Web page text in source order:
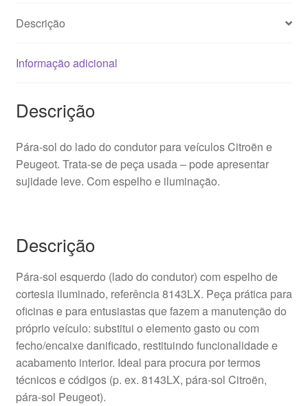
Descrição
Informação adicional
Descrição
Pára-sol do lado do condutor para veículos Citroën e
Peugeot. Trata-se de peça usada – pode apresentar
sujidade leve. Com espelho e iluminação.
Descrição
Pára-sol esquerdo (lado do condutor) com espelho de
cortesia iluminado, referência 8143LX. Peça prática para
oficinas e para entusiastas que fazem a manutenção do
próprio veículo: substitui o elemento gasto ou com
fecho/encaixe danificado, restituindo funcionalidade e
acabamento interior. Ideal para procura por termos
técnicos e códigos (p. ex. 8143LX, pára-sol Citroën,
pára-sol Peugeot).